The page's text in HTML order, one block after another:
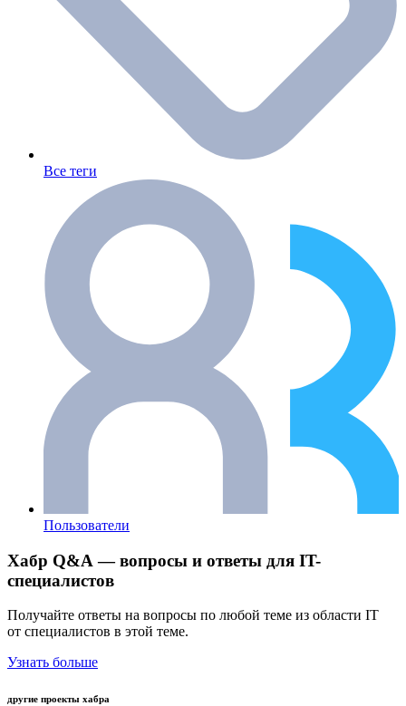
Все теги
Пользователи
Хабр Q&A — вопросы и ответы для IT-
специалистов
Получайте ответы на вопросы по любой теме из области IT
от специалистов в этой теме.
Узнать больше
другие проекты хабра